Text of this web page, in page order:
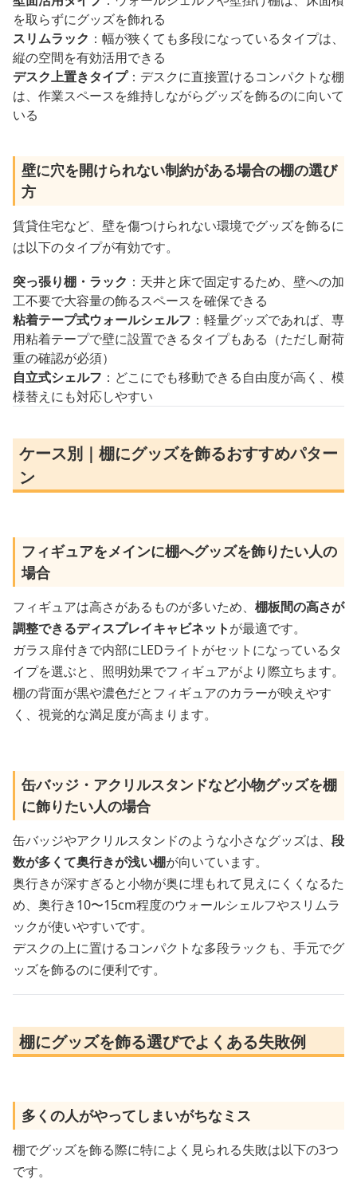
を取らずにグッズを飾れる
スリムラック ：幅が狭くても多段になっているタイプは、
縦の空間を有効活用できる
デスク上置きタイプ：デスクに直接置けるコンパクトな棚
は、作業スペースを維持しながらグッズを飾るのに向いて
いる
壁に穴を開けられない制約がある場合の棚の選び
方
賃貸住宅など、壁を傷つけられない環境でグッズを飾るに
は以下のタイプが有効です。
突っ張り棚・ラック ：天井と床で固定するため、壁への加
工不要で大容量の飾るスペースを確保できる
粘着テープ式ウォールシェルフ ：軽量グッズであれば、専
用粘着テープで壁に設置できるタイプもある（ただし耐荷
重の確認が必須）
自立式シェルフ ：どこにでも移動できる自由度が高く、模
様替えにも対応しやすい
ケース別｜棚にグッズを飾るおすすめパター
ン
フィギュアをメインに棚へグッズを飾りたい人の
場合
フィギュアは高さがあるものが多いため、 棚板間の高さが
調整できるディスプレイキャビネットが最適です。
ガラス扉付きで内部にLEDライトがセットになっているタ
イプを選ぶと、照明効果でフィギュアがより際立ちます。
棚の背面が黒や濃色だとフィギュアのカラーが映えやす
く、視覚的な満足度が高まります。
缶バッジ・アクリルスタンドなど小物グッズを棚
に飾りたい人の場合
缶バッジやアクリルスタンドのような小さなグッズは、 段
数が多くて奥行きが浅い棚が向いています。
奥行きが深すぎると小物が奥に埋もれて見えにくくなるた
め、奥行き10〜15cm程度のウォールシェルフやスリムラ
ックが使いやすいです。
デスクの上に置けるコンパクトな多段ラックも、手元でグ
ッズを飾るのに便利です。
棚にグッズを飾る選びでよくある失敗例
多くの人がやってしまいがちなミス
棚でグッズを飾る際に特によく見られる失敗は以下の3つ
です。